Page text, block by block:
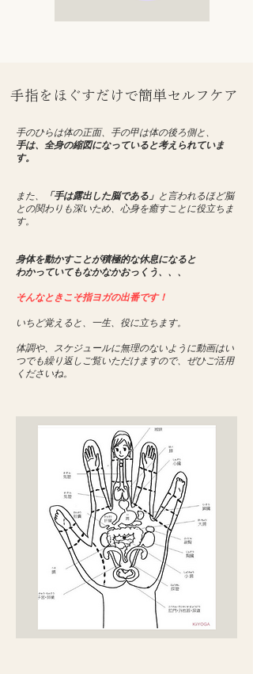
​手指をほぐすだけで簡単セルフケア
手のひらは体の正面、手の甲は体の後ろ側と、
手は、全身の縮図になっていると考えられていま
す。
また、 「手は露出した脳である」 と言われるほど脳
との関わりも深いため、心身を癒すことに役立ちま
す。
身体を動かすことが積極的な休息になると
わかっていてもなかなかおっくう、、、​
そんなときこそ指ヨガの出番です！
いちど覚えると、一生、役に立ちます。
体調や、スケジュールに無理のないように動画はい
つでも繰り返しご覧いただけますので、ぜひご活用
くださいね。